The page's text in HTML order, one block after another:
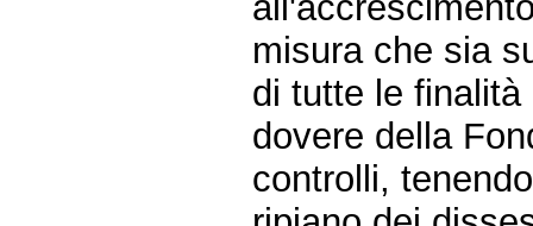
misura che sia
di tutte le
dovere della
controlli,